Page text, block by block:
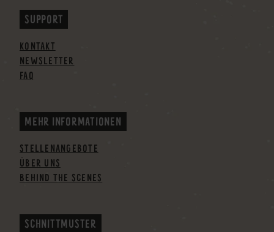
SUPPORT
KONTAKT
NEWSLETTER
FAQ
MEHR INFORMATIONEN
STELLENANGEBOTE
ÜBER UNS
BEHIND THE SCENES
SCHNITTMUSTER